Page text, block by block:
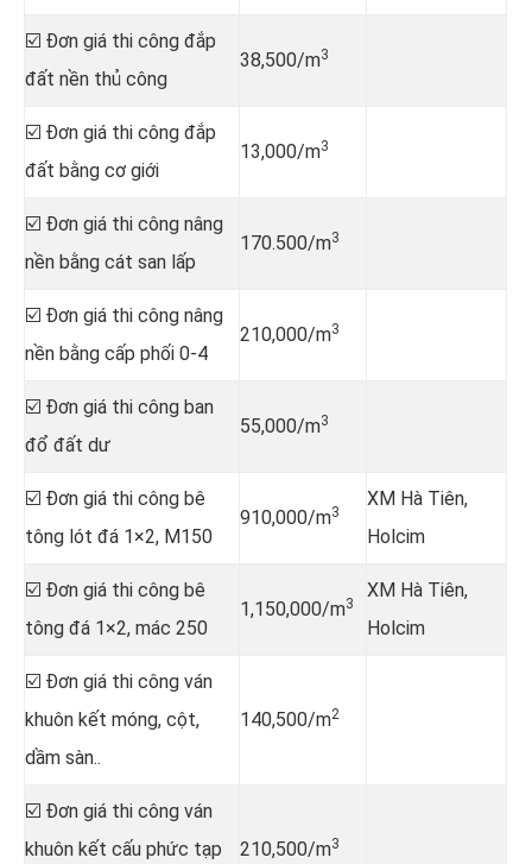
☑️ Đơn giá thi công đắp
đất nền thủ công
38,500/m3
☑️ Đơn giá thi công đắp
đất bằng cơ giới
13,000/m3
☑️ Đơn giá thi công nâng
nền bằng cát san lấp
170.500/m3
☑️ Đơn giá thi công nâng
nền bằng cấp phối 0-4
210,000/m3
☑️ Đơn giá thi công ban
đổ đất dư
55,000/m3
☑️ Đơn giá thi công bê
tông lót đá 1×2, M150
910,000/m3
XM Hà Tiên,
Holcim
☑️ Đơn giá thi công bê
tông đá 1×2, mác 250
1,150,000/m3
XM Hà Tiên,
Holcim
☑️ Đơn giá thi công ván
khuôn kết móng, cột,
dầm sàn..
140,500/m2
☑️ Đơn giá thi công ván
khuôn kết cấu phức tạp
210,500/m3